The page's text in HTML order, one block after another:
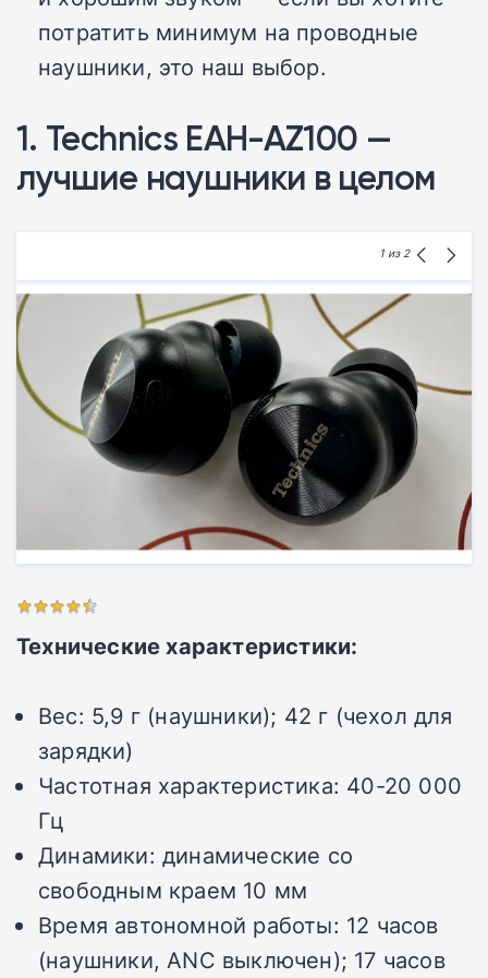
потратить минимум на проводные
наушники, это наш выбор.
1. Technics EAH-AZ100 —
лучшие наушники в целом
1 из 2
Технические характеристики:
Вес: 5,9 г (наушники); 42 г (чехол для
зарядки)
Частотная характеристика: 40-20 000
Гц
Динамики: динамические со
свободным краем 10 мм
Время автономной работы: 12 часов
(наушники, ANC выключен); 17 часов